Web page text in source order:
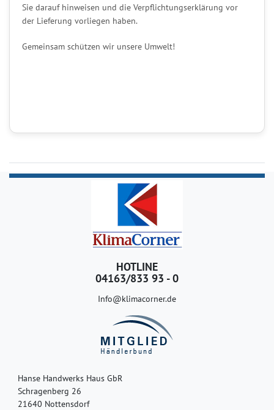
Sie darauf hinweisen und die Verpflichtungserklärung vor
der Lieferung vorliegen haben.
Gemeinsam schützen wir unsere Umwelt!
HOTLINE
04163/833 93 - 0
Info@klimacorner.de
Hanse Handwerks Haus GbR
Schragenberg 26
21640 Nottensdorf